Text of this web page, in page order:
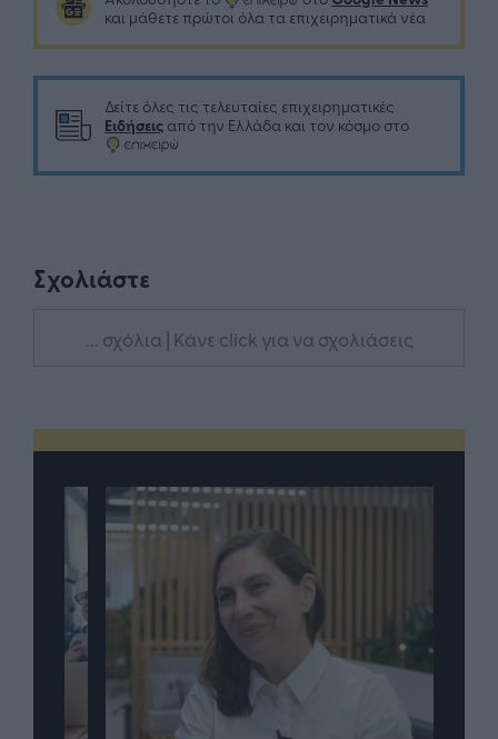
και μάθετε πρώτοι όλα τα επιχειρηματικά νέα
Δείτε όλες τις τελευταίες επιχειρηματικές
Ειδήσεις από την Ελλάδα και τον κόσμο στο
Σχολιάστε
... σχόλια | Κάνε click για να σχολιάσεις